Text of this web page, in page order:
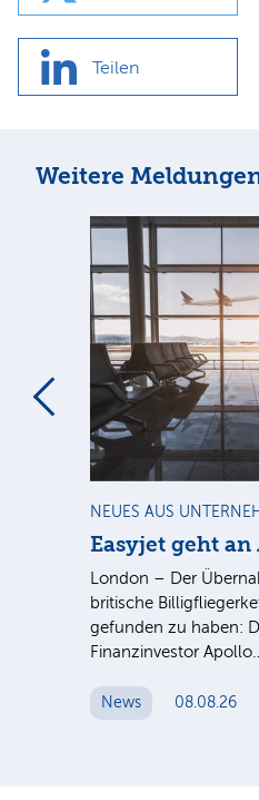
Teilen
Weitere
NEUES AUS
Easyjet geht
London – Der
britische
gefunden zu haben:
Finanzinvestor Apollo…
News 08.08.26